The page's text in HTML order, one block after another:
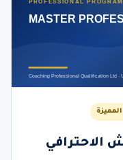
الاحترافي